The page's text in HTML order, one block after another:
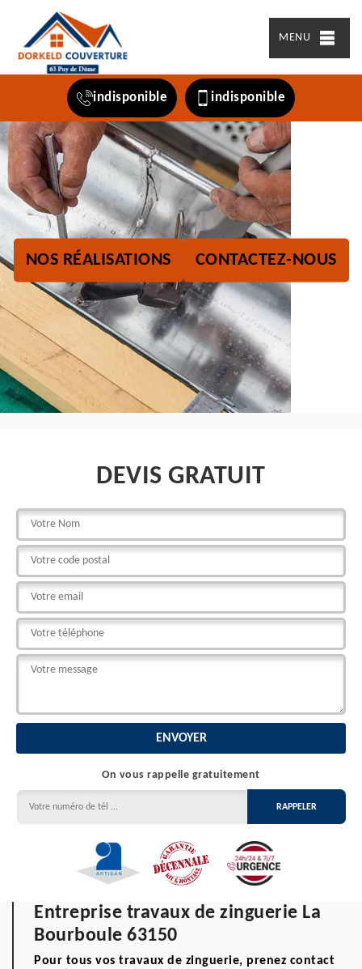
MENU
indisponible indisponible
NOS RÉALISATIONS CONTACTEZ-NOUS
DEVIS GRATUIT
On vous rappelle gratuitement
Entreprise travaux de zinguerie La
Bourboule 63150
Pour tous vos travaux de zinguerie, prenez contact